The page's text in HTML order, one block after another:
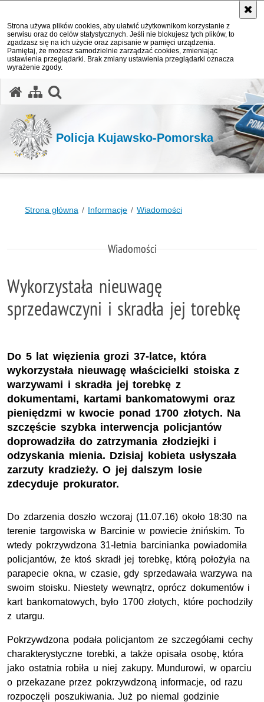
Strona używa plików cookies, aby ułatwić użytkownikom korzystanie z
serwisu oraz do celów statystycznych. Jeśli nie blokujesz tych plików, to
zgadzasz się na ich użycie oraz zapisanie w pamięci urządzenia.
Pamiętaj, że możesz samodzielnie zarządzać cookies, zmieniając
ustawienia przeglądarki. Brak zmiany ustawienia przeglądarki oznacza
wyrażenie zgody.
Policja Kujawsko-Pomorska
Strona główna Informacje Wiadomości
Wiadomości
Wykorzystała nieuwagę
sprzedawczyni i skradła jej torebkę
Do 5 lat więzienia grozi 37-latce, która
wykorzystała nieuwagę właścicielki stoiska z
warzywami i skradła jej torebkę z
dokumentami, kartami bankomatowymi oraz
pieniędzmi w kwocie ponad 1700 złotych. Na
szczęście szybka interwencja policjantów
doprowadziła do zatrzymania złodziejki i
odzyskania mienia. Dzisiaj kobieta usłyszała
zarzuty kradzieży. O jej dalszym losie
zdecyduje prokurator.
Do zdarzenia doszło wczoraj (11.07.16) około 18:30 na
terenie targowiska w Barcinie w powiecie żnińskim. To
wtedy pokrzywdzona 31-letnia barcinianka powiadomiła
policjantów, że ktoś skradł jej torebkę, którą położyła na
parapecie okna, w czasie, gdy sprzedawała warzywa na
swoim stoisku. Niestety wewnątrz, oprócz dokumentów i
kart bankomatowych, było 1700 złotych, które pochodziły
z utargu.
Pokrzywdzona podała policjantom ze szczegółami cechy
charakterystyczne torebki, a także opisała osobę, która
jako ostatnia robiła u niej zakupy. Mundurowi, w oparciu
o przekazane przez pokrzywdzoną informacje, od razu
rozpoczęli poszukiwania. Już po niemal godzinie